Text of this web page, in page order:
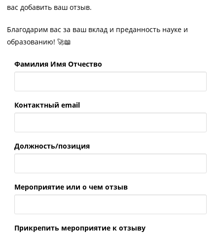
вас добавить ваш отзыв.
Благодарим вас за ваш вклад и преданность науке и
образованию! 🚀📖
Фамилия Имя Отчество
Контактный email
Должность/позиция
Мероприятие или о чем отзыв
Прикрепить мероприятие к отзыву